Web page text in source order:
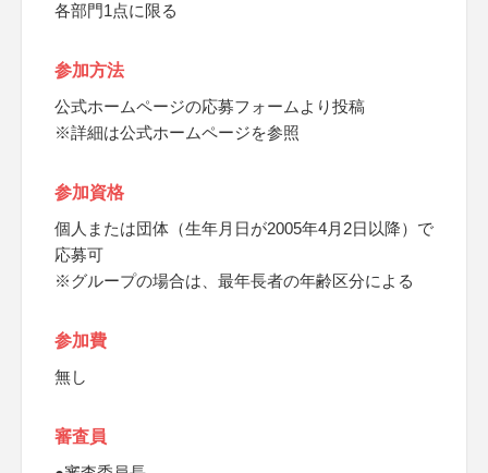
各部門1点に限る
参加方法
公式ホームページの応募フォームより投稿
※詳細は公式ホームページを参照
参加資格
個人または団体（生年月日が2005年4月2日以降）で
応募可
※グループの場合は、最年長者の年齢区分による
参加費
無し
審査員